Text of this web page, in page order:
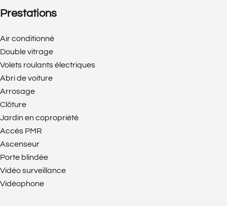
Prestations
Air conditionné
Double vitrage
Volets roulants électriques
Abri de voiture
Arrosage
Clôture
Jardin en copropriété
Accès PMR
Ascenseur
Porte blindée
Vidéo surveillance
Vidéophone